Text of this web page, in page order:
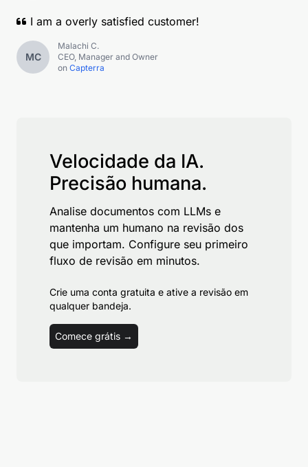
I am a overly satisfied customer!
MC
Malachi C.
CEO, Manager and Owner
on Capterra
Velocidade da IA.
Precisão humana.
Analise documentos com LLMs e
mantenha um humano na revisão dos
que importam. Configure seu primeiro
fluxo de revisão em minutos.
Crie uma conta gratuita e ative a revisão em
qualquer bandeja.
Comece grátis →